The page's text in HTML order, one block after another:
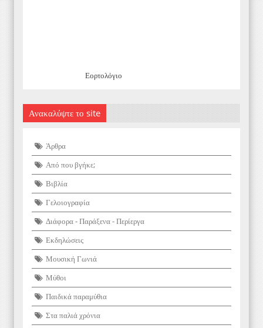
Εορτολόγιο
Ανακαλύψτε το site
Άρθρα
Από που βγήκε;
Βιβλία
Γελοιογραφία
Διάφορα - Παράξενα - Περίεργα
Εκδηλώσεις
Μουσική Γωνιά
Μύθοι
Παιδικά παραμύθια
Στα παλιά χρόνια